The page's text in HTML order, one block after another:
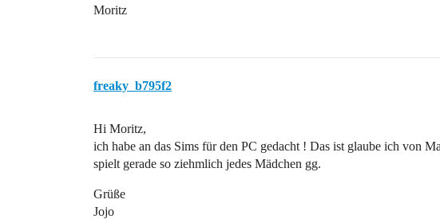
Moritz
freaky_b795f2
Hi Moritz,
ich habe an das Sims für den PC gedacht ! Das ist glaube ich von
spielt gerade so ziehmlich jedes Mädchen gg.
Grüße
Jojo